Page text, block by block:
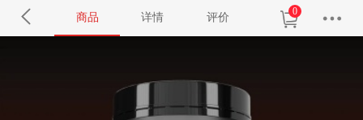
商品 详情 评价 0